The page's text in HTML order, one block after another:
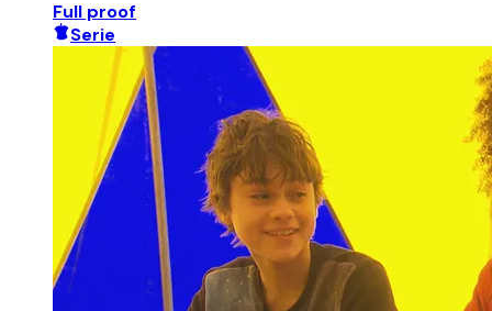
Full proof
Serie